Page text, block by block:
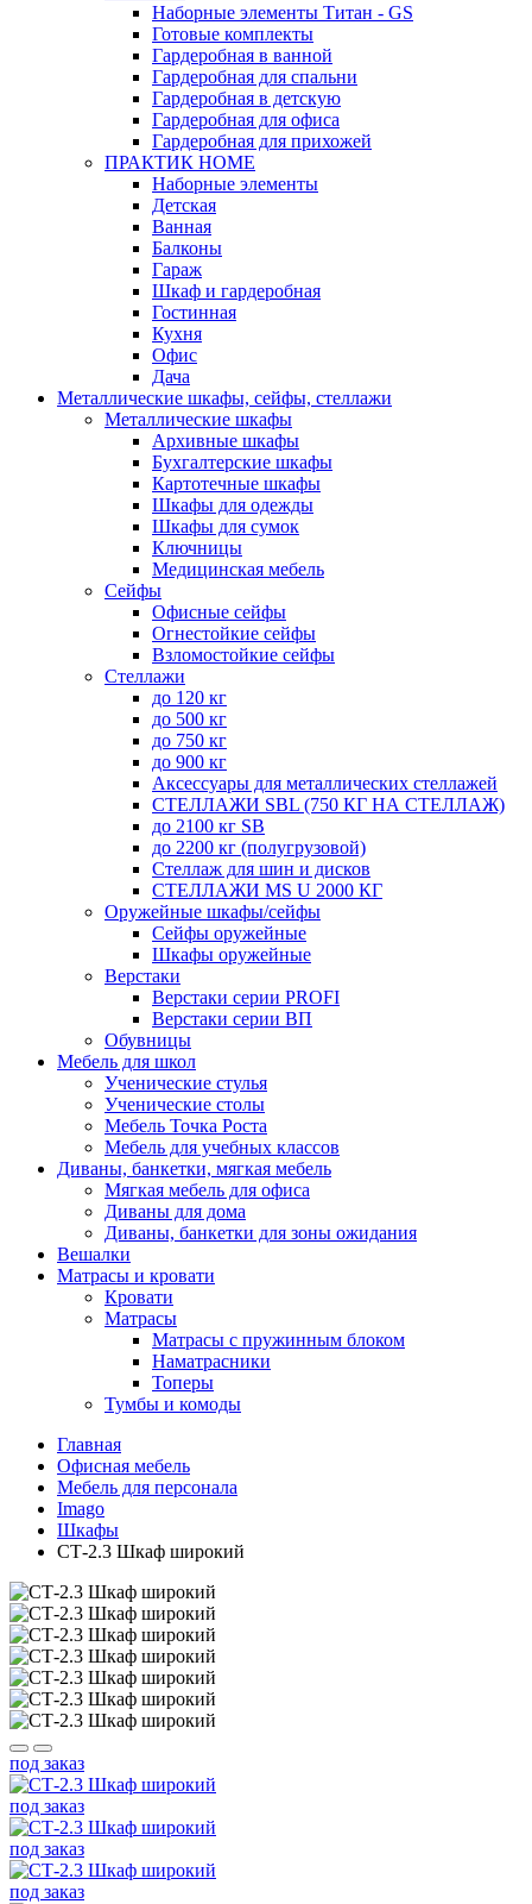
Наборные элементы Титан - GS
Готовые комплекты
Гардеробная в ванной
Гардеробная для спальни
Гардеробная в детскую
Гардеробная для офиса
Гардеробная для прихожей
ПРАКТИК HOME
Наборные элементы
Детская
Ванная
Балконы
Гараж
Шкаф и гардеробная
Гостинная
Кухня
Офис
Дача
Металлические шкафы, сейфы, стеллажи
Металлические шкафы
Архивные шкафы
Бухгалтерские шкафы
Картотечные шкафы
Шкафы для одежды
Шкафы для сумок
Ключницы
Медицинская мебель
Сейфы
Офисные сейфы
Огнестойкие сейфы
Взломостойкие сейфы
Стеллажи
до 120 кг
до 500 кг
до 750 кг
до 900 кг
Аксессуары для металлических стеллажей
СТЕЛЛАЖИ SBL (750 КГ НА СТЕЛЛАЖ)
до 2100 кг SB
до 2200 кг (полугрузовой)
Стеллаж для шин и дисков
СТЕЛЛАЖИ MS U 2000 КГ
Оружейные шкафы/сейфы
Сейфы оружейные
Шкафы оружейные
Верстаки
Верстаки серии PROFI
Верстаки серии ВП
Обувницы
Мебель для школ
Ученические стулья
Ученические столы
Мебель Точка Роста
Мебель для учебных классов
Диваны, банкетки, мягкая мебель
Мягкая мебель для офиса
Диваны для дома
Диваны, банкетки для зоны ожидания
Вешалки
Матрасы и кровати
Кровати
Матрасы
Матрасы с пружинным блоком
Наматрасники
Топеры
Тумбы и комоды
Главная
Офисная мебель
Мебель для персонала
Imago
Шкафы
СТ-2.3 Шкаф широкий
под заказ
под заказ
под заказ
под заказ